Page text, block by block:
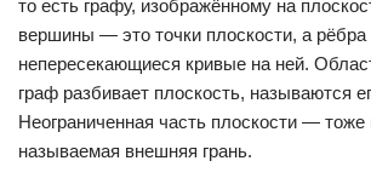
то есть графу, изображённому на
вершины — это точки плоскости, а
непересекающиеся кривые на ней.
граф разбивает плоскость, называются
Неограниченная часть плоскости — тоже
называемая внешняя грань.